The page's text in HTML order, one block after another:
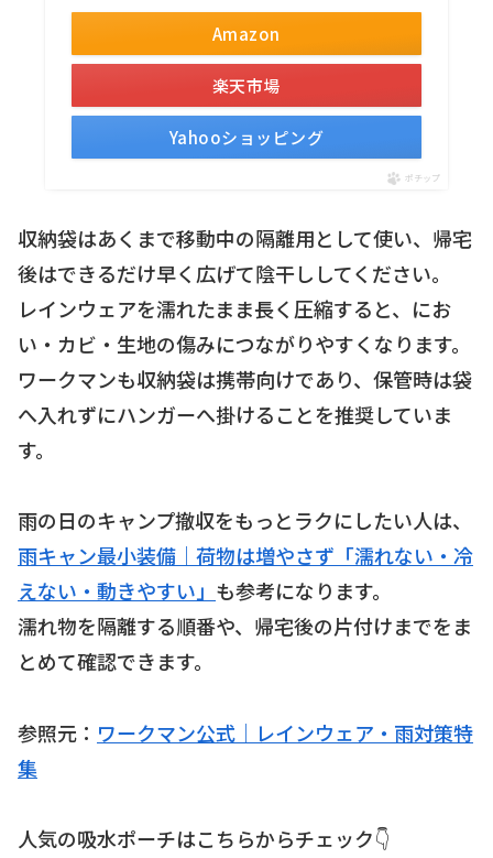
Amazon
楽天市場
Yahooショッピング
ポチップ
収納袋はあくまで移動中の隔離用として使い、帰宅
後はできるだけ早く広げて陰干ししてください。
レインウェアを濡れたまま長く圧縮すると、にお
い・カビ・生地の傷みにつながりやすくなります。
ワークマンも収納袋は携帯向けであり、保管時は袋
へ入れずにハンガーへ掛けることを推奨していま
す。
雨の日のキャンプ撤収をもっとラクにしたい人は、
雨キャン最小装備｜荷物は増やさず「濡れない・冷
えない・動きやすい」 も参考になります。
濡れ物を隔離する順番や、帰宅後の片付けまでをま
とめて確認できます。
参照元： ワークマン公式｜レインウェア・雨対策特
集
人気の吸水ポーチはこちらからチェック👇